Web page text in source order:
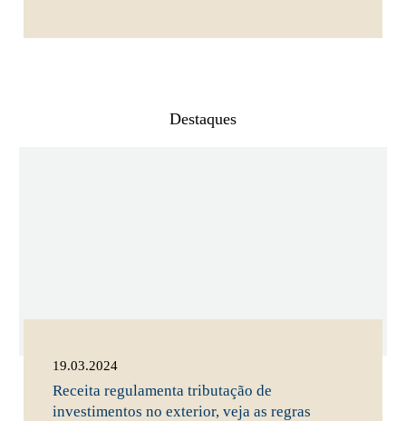
Destaques
19.03.2024
Receita regulamenta tributação de
investimentos no exterior, veja as regras